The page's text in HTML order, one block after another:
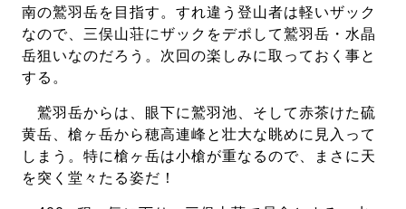
南の鷲羽岳を目指す。すれ違う登山者は軽いザック
なので、三俣山荘にザックをデポして鷲羽岳・水晶
岳狙いなのだろう。次回の楽しみに取っておく事と
する。
鷲羽岳からは、眼下に鷲羽池、そして赤茶けた硫
黄岳、槍ヶ岳から穂高連峰と壮大な眺めに見入って
しまう。特に槍ヶ岳は小槍が重なるので、まさに天
を突く堂々たる姿だ！